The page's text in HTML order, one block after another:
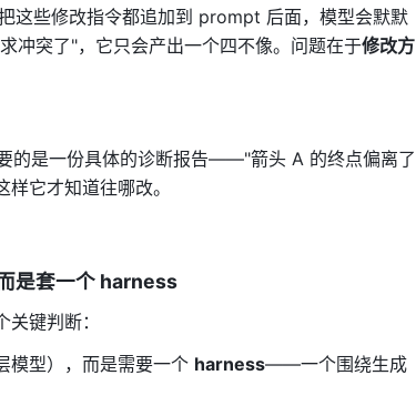
这些修改指令都追加到 prompt 后面，模型会默默
冲突了"，它只会产出一个四不像。问题在于修改方
的是一份具体的诊断报告——"箭头 A 的终点偏离了
它才知道往哪改。
是套一个 harness
键判断：
模型），而是需要一个 harness——一个围绕生成